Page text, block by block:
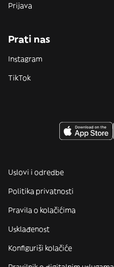
Prijava
Prati nas
Instagram
TikTok
Uslovi i odredbe
Politika privatnosti
Pravila o kolačićima
Usklađenost
Konfiguriši kolačiće